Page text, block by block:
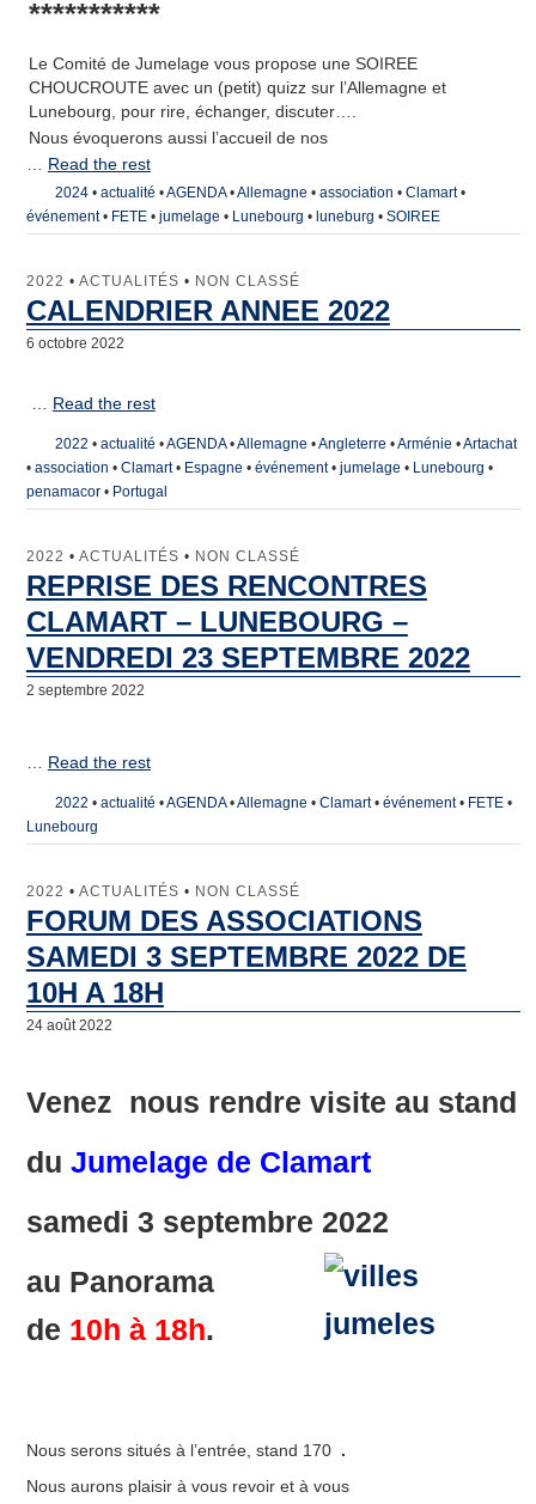
***********
Le Comité de Jumelage vous propose une SOIREE
CHOUCROUTE avec un (petit) quizz sur l’Allemagne et
Lunebourg, pour rire, échanger, discuter….
Nous évoquerons aussi l’accueil de nos
… Read the rest
2024• actualité •AGENDA•Allemagne • association • Clamart•
événement• FETE• jumelage • Lunebourg • luneburg • SOIREE
2022 • ACTUALITÉS • NON CLASSÉ
CALENDRIER ANNEE 2022
6 octobre 2022
… Read the rest
2022 • actualité •AGENDA•Allemagne •Angleterre •Arménie •Artachat
• association • Clamart• Espagne • événement• jumelage • Lunebourg •
penamacor• Portugal
2022 • ACTUALITÉS • NON CLASSÉ
REPRISE DES RENCONTRES
CLAMART – LUNEBOURG –
VENDREDI 23 SEPTEMBRE 2022
2 septembre 2022
… Read the rest
2022 • actualité •AGENDA•Allemagne • Clamart• événement• FETE•
Lunebourg
2022 • ACTUALITÉS • NON CLASSÉ
FORUM DES ASSOCIATIONS
SAMEDI 3 SEPTEMBRE 2022 DE
10H A 18H
24 août 2022
Venez nous rendre visite au stand
du Jumelage de Clamart
samedi 3 septembre 2022
au Panorama
de 10h à 18h.
Nous serons situés à l’entrée, stand 170 .
Nous aurons plaisir à vous revoir et à vous